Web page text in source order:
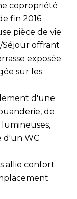
copropriété
fin 2016.
pièce de vie
Séjour offrant
exposée
sur les
d'une
de
d'un WC
allie confort